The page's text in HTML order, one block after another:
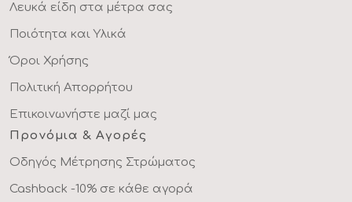
Λευκά είδη στα μέτρα σας
Ποιότητα και Υλικά
Όροι Χρήσης
Πολιτική Απορρήτου
Επικοινωνήστε μαζί μας
Προνόμια & Αγορές
Οδηγός Μέτρησης Στρώματος
Cashback -10% σε κάθε αγορά